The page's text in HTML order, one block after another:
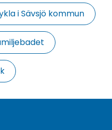
i Sävsjö kommun